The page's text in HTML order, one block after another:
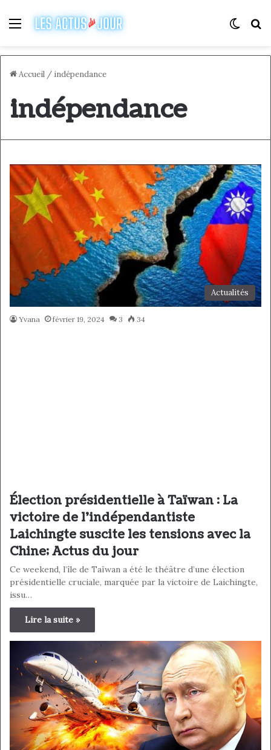
Menu
Accueil / indépendance
indépendance
Actualités
Yvana février 19, 2024 3 34
Élection présidentielle à Taïwan : La
victoire de l’indépendantiste
Laichingte suscite les tensions avec la
Chine; Actus du jour
Ce weekend, l’île de Taïwan a été le théâtre d’une élection
présidentielle cruciale, marquée par la victoire de Laichingte,
issu…
Lire la suite »